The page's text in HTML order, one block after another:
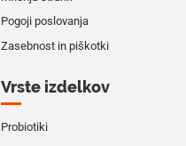
Pogoji poslovanja
Zasebnost in piškotki
Vrste izdelkov
Probiotiki